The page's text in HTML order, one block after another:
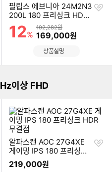
필립스 에브니아 24M2N3
200L 180 프리싱크 HDR
게이밍 무결점
할인률
12%
상품금액
192,282원
할인금액
169,000원
찜
상품설명
이상 FHD
알파스캔 AOC 27G4XE
게이밍 IPS 180 프리싱크
HDR 무결점
219,000원
찜